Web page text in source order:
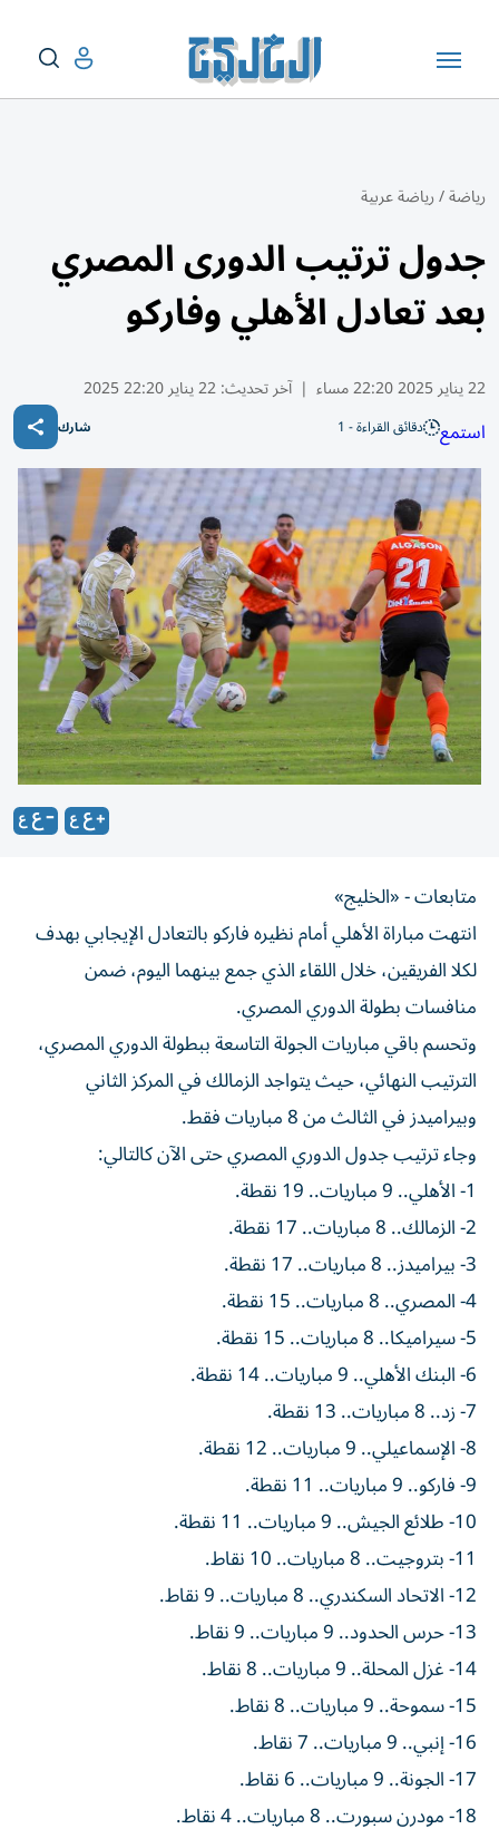
رياضة/رياضة عربية
جدول ترتيب الدورى المصري
بعد تعادل الأهلي وفاركو
22 يناير 2025 22:20 مساء | آخر تحديث:22 يناير 22:20 2025
استمع دقائق القراءة - 1 شارك
متابعات - «الخليج»
انتهت مباراة الأهلي أمام نظيره فاركو بالتعادل الإيجابي بهدف
لكلا الفريقين، خلال اللقاء الذي جمع بينهما اليوم، ضمن
منافسات بطولة الدوري المصري.
وتحسم باقي مباريات الجولة التاسعة ببطولة الدوري المصري،
الترتيب النهائي، حيث يتواجد الزمالك في المركز الثاني
وبيراميدز في الثالث من 8 مباريات فقط.
وجاء ترتيب جدول الدوري المصري حتى الآن كالتالي:
1- الأهلي.. 9 مباريات.. 19 نقطة.
2- الزمالك.. 8 مباريات.. 17 نقطة.
3- بيراميدز.. 8 مباريات.. 17 نقطة.
4- المصري.. 8 مباريات.. 15 نقطة.
5- سيراميكا.. 8 مباريات.. 15 نقطة.
6- البنك الأهلي.. 9 مباريات.. 14 نقطة.
7- زد.. 8 مباريات.. 13 نقطة.
8- الإسماعيلي.. 9 مباريات.. 12 نقطة.
9- فاركو.. 9 مباريات.. 11 نقطة.
10- طلائع الجيش.. 9 مباريات.. 11 نقطة.
11- بتروجيت.. 8 مباريات.. 10 نقاط.
12- الاتحاد السكندري.. 8 مباريات.. 9 نقاط.
13- حرس الحدود.. 9 مباريات.. 9 نقاط.
14- غزل المحلة.. 9 مباريات.. 8 نقاط.
15- سموحة.. 9 مباريات.. 8 نقاط.
16- إنبي.. 9 مباريات.. 7 نقاط.
17- الجونة.. 9 مباريات.. 6 نقاط.
18- مودرن سبورت.. 8 مباريات.. 4 نقاط.